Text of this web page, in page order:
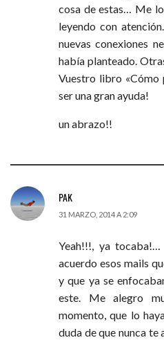
cosa de estas… Me
leyendo con
nuevas conexiones
había planteado.
Vuestro libro «Cómo
ser una gran ayuda!
un abrazo!!
PAK
31 MARZO, 2014 A 2:09
Yeah!!!, ya
acuerdo esos mails
y que ya se
este. Me alegro
momento, que lo
duda de que nunca te